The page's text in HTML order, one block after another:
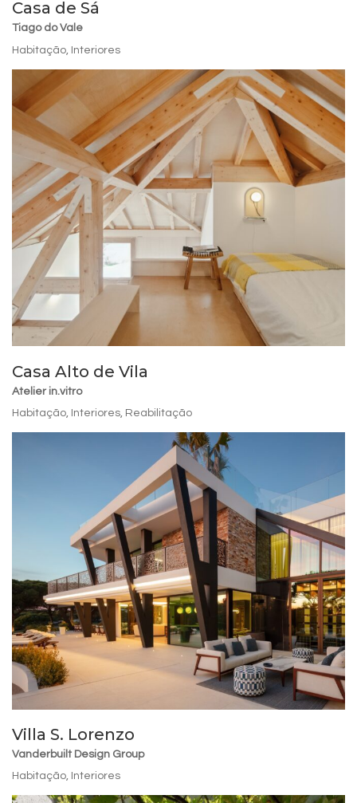
Casa de Sá
Tiago do Vale
Habitação, Interiores
Casa Alto de Vila
Atelier in.vitro
Habitação, Interiores, Reabilitação
Villa S. Lorenzo
Vanderbuilt Design Group
Habitação, Interiores